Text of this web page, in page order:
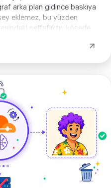
arka plan gidince baskıya
eklemez, bu yüzden
şeffaflıktır, köşede